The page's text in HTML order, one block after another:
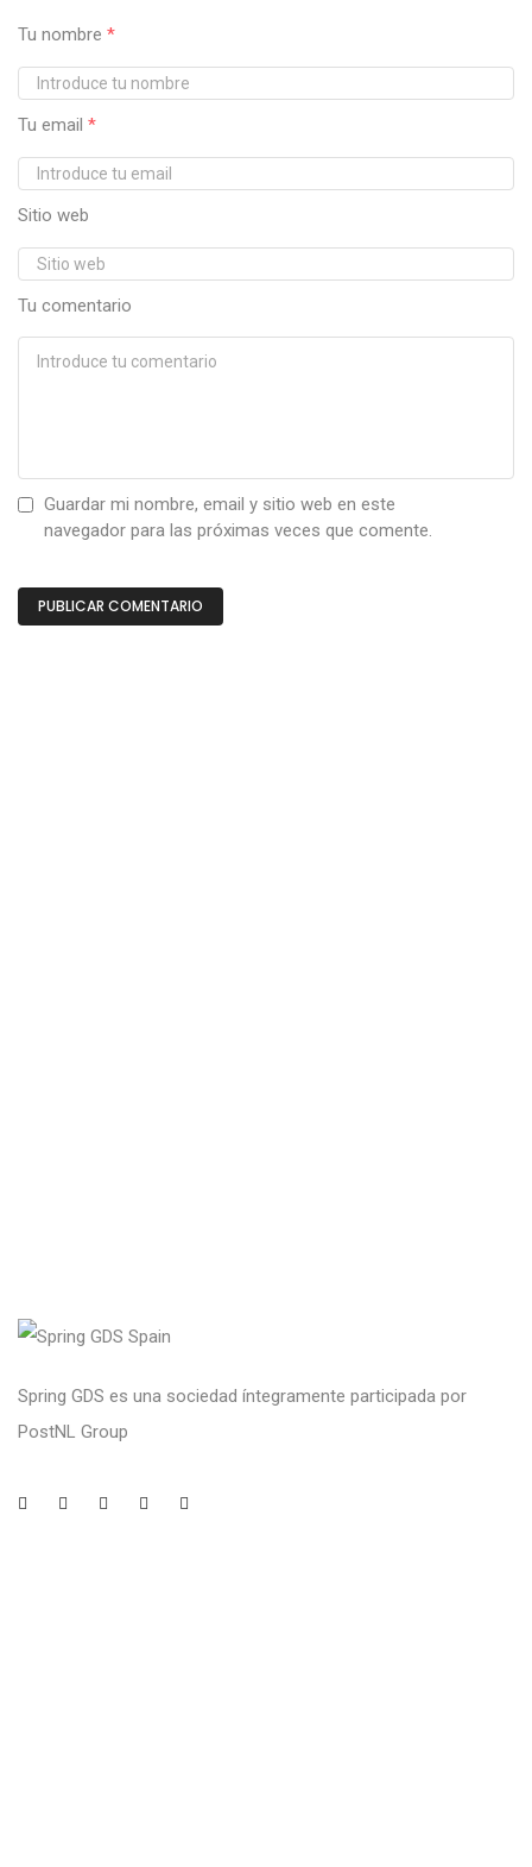
Tu nombre *
Tu email *
Sitio web
Tu comentario
Guardar mi nombre, email y sitio web en este
navegador para las próximas veces que comente.
Spring GDS es una sociedad íntegramente participada por
PostNL Group